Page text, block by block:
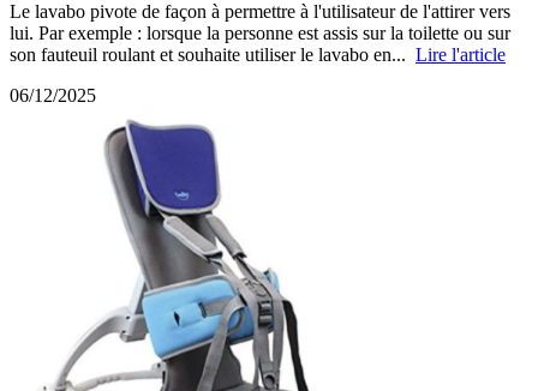
Le lavabo pivote de façon à permettre à l'utilisateur de l'attirer vers
lui. Par exemple : lorsque la personne est assis sur la toilette ou sur
son fauteuil roulant et souhaite utiliser le lavabo en... Lire l'article
06/12/2025